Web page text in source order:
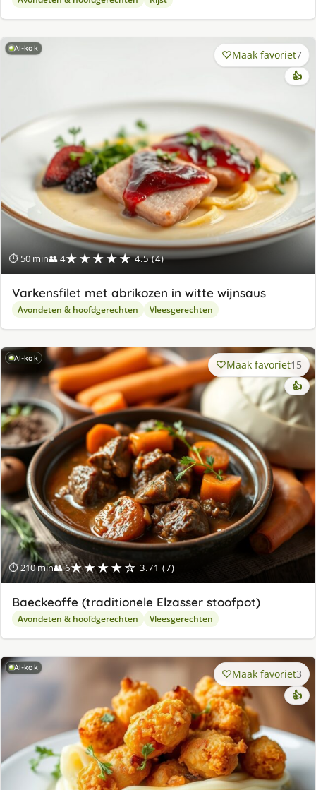
AI-kok
⏱ 50 min👥 4★★★★★ 4.5 (4)
Maak favoriet7
👍
Varkensfilet met abrikozen in witte wijnsaus
Avondeten & hoofdgerechten Vleesgerechten
AI-kok
⏱ 210 min👥 6★★★★☆ 3.71 (7)
Maak favoriet15
👍
Baeckeoffe (traditionele Elzasser stoofpot)
Avondeten & hoofdgerechten Vleesgerechten
AI-kok Maak favoriet3
👍